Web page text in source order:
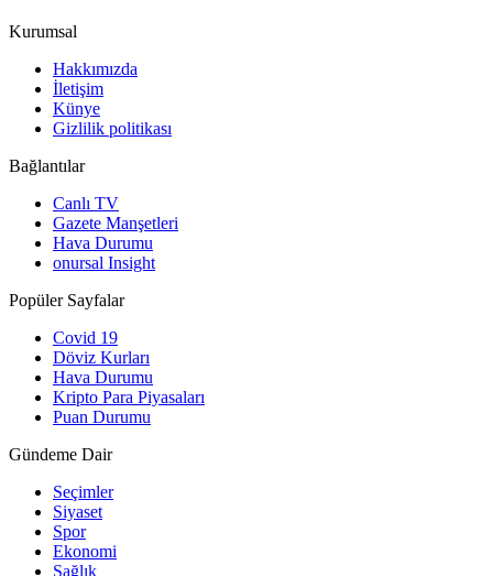
Kurumsal
Hakkımızda
İletişim
Künye
Gizlilik politikası
Bağlantılar
Canlı TV
Gazete Manşetleri
Hava Durumu
onursal Insight
Popüler Sayfalar
Covid 19
Döviz Kurları
Hava Durumu
Kripto Para Piyasaları
Puan Durumu
Gündeme Dair
Seçimler
Siyaset
Spor
Ekonomi
Sağlık